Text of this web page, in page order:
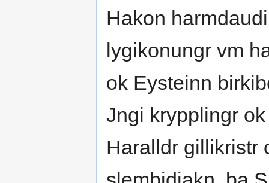
Hakon
lygikonungr vm
ok Eysteinn
Jngi krypplingr
Haralldr gillikristr